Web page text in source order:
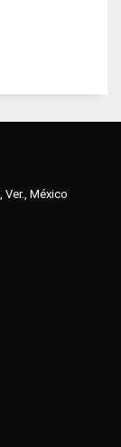
Ver., México